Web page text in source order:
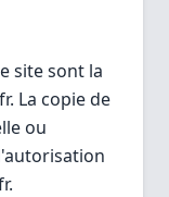
site sont la
La copie de
ou